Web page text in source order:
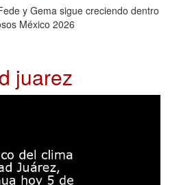
y Gema sigue creciendo dentro
México 2026
juarez